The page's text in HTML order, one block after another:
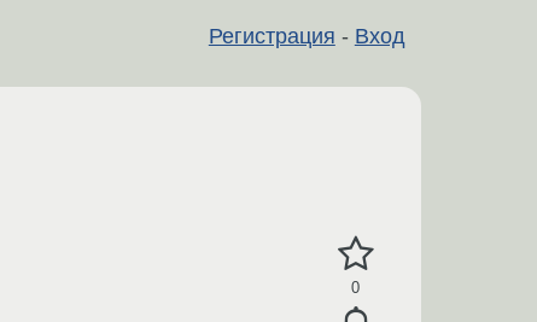
Регистрация - Вход
0